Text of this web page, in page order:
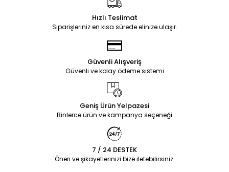
Hızlı Teslimat
Siparişleriniz en kısa sürede elinize ulaşır.
Güvenli Alışveriş
Güvenli ve kolay ödeme sistemi
Geniş Ürün Yelpazesi
Binlerce ürün ve kampanya seçeneği
7 / 24 DESTEK
Öneri ve şikayetlerinizi bize iletebilirsiniz.